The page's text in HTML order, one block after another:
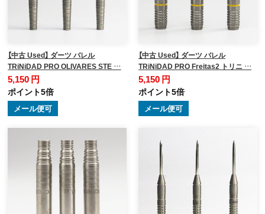
【中古 Used】 ダーツ バレル
TRiNiDAD PRO OLIVARES STE …
5,150 円
ポイント5倍
メール便可
【中古 Used】 ダーツ バレル
TRiNiDAD PRO Freitas2 トリニ …
5,150 円
ポイント5倍
メール便可